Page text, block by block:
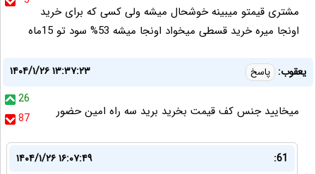
مشتری قیمتو میبینه خوشحال میشه ولی کسی که برای خرید
اونجا میره خرید قسطی میخواد اونجا میشه 53% سود تو 15ماه
یعقوب: پاسخ
۱۴۰۴/۱/۲۶ ۱۳:۳۷:۲۳
26
87
میخایید جنس کف قیمت بخرید برید سه راه امین حضور
61:
۱۴۰۴/۱/۲۶ ۱۶:۰۷:۴۹